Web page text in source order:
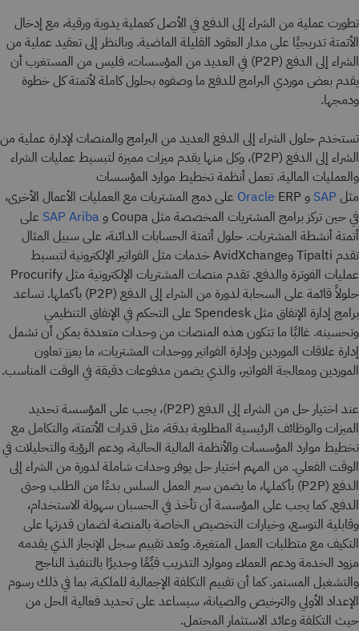
تطورت عملية من الشراء إلى الدفع في الأصل كعملية يدوية ورقية، مع إدخال
الأتمتة تدريجيًا على مدار العقود القليلة الماضية. وبالنظر إلى تعقيد عملية من
الشراء إلى الدفع (P2P) في العديد من المؤسسات، فليس من المستغرب أن
يقدم بعض موردي البرامج للدفع ما وصفوه بحلول كاملة لأتمتة كل خطوة
ودمجها.
تستخدم حلول الشراء إلى الدفع العديد من البرامج والمنصات لإدارة عملية من
الشراء إلى الدفع (P2P)، وكل منها يقدم ميزات مميزة لتبسيط عمليات الشراء
والعمليات المالية. تعمل أنظمة تخطيط موارد المؤسسات
مثل SAP و Oracle ERP على دمج المشتريات مع العمليات الأعمال الأخرى،
في حين تركز برامج المشتريات المخصصة مثل Coupa و
SAP Ariba على
أتمتة أنشطة المشتريات. حلول أتمتة الحسابات الدائنة، على سبيل المثال
تقدم Tipalti وAvidXchange خدمات مثل الفواتير الإلكترونية لتبسيط
عمليات الفوترة والدفع. تقدم منصات المشتريات الإلكترونية مثل Procurify
حلولاً قائمة على السحابة لدورة من الشراء إلى الدفع (P2P) بأكملها. تساعد
برامج إدارة الإنفاق مثل Spendesk على التحكم في الإنفاق التنظيمي
وتحسينه. غالبًا ما تتكون هذه المنصات من وحدات متعددة يمكن أن تشمل
إدارة علاقات الموردين وإدارة الفواتير ووحدات المشتريات، ما يعزز تعاون
الموردين ومعالجة الفواتير، والذي يضمن مدفوعات دقيقة في الوقت المناسب.
عند اختيار حل من الشراء إلى الدفع (P2P)، يجب على المؤسسة تحديد
الميزات والوظائف الرئيسية المطلوبة بدقة، مثل قدرات الأتمتة، والتكامل مع
تخطيط موارد المؤسسات والأنظمة المالية الحالية، ودعم الرؤية والتحليلات في
الوقت الفعلي. من المهم اختيار حل يوفر وحدات شاملة لدورة من الشراء إلى
الدفع (P2P) بأكملها، ما يضمن سير العمل السلس بدءًا من الطلب وحتى
الدفع. كما يجب على المؤسسة أن تأخذ في الحسبان سهولة الاستخدام،
وقابلية التوسع، وخيارات التخصيص الخاصة بالمنصة لضمان قدرتها على
التكيف مع متطلبات العمل المتغيرة. ويُعد تقييم سجل الإنجاز الذي يقدمه
مزود الخدمة ودعم العملاء وموارد التدريب قيِّمًا وجديرًا بالتنفيذ الناجح
والتشغيل المستمر. كما أن تقييم التكلفة الإجمالية للملكية، بما في ذلك رسوم
الإعداد الأولي والترخيص والصيانة، سيساعد على تحديد فعالية الحل من
حيث التكلفة وعائد الاستثمار المحتمل.